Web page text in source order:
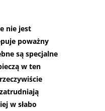
nie jest
poważny
są specjalne
w ten
w słabo